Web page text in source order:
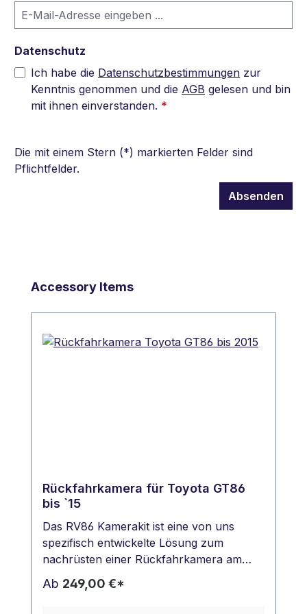
Datenschutz
Ich habe die Datenschutzbestimmungen zur
Kenntnis genommen und die AGB gelesen und bin
mit ihnen einverstanden. *
Die mit einem Stern (*) markierten Felder sind
Pflichtfelder.
Absenden
Produktgalerie überspringen
Accessory Items
Rückfahrkamera für Toyota GT86
bis `15
Das RV86 Kamerakit ist eine von uns
spezifisch entwickelte Lösung zum
nachrüsten einer Rückfahrkamera am
originalen Touch & Go oder Touch & Go
Navigation. Das RV 86 läuft in allen Toyota
Ab 249,00 €*